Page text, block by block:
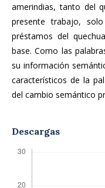
amerindias, tanto del
presente trabajo,
préstamos del
base. Como las
su información
característicos de la
del cambio semántico
Descargas